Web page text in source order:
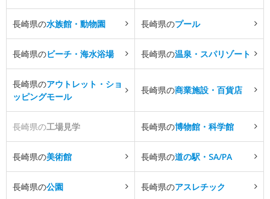
長崎県の水族館・動物園 長崎県のプール
長崎県のビーチ・海水浴場 長崎県の温泉・スパリゾート
長崎県のアウトレット・ショ
ッピングモール
長崎県の商業施設・百貨店
長崎県の工場見学 長崎県の博物館・科学館
長崎県の美術館 長崎県の道の駅・SA/PA
長崎県の公園 長崎県のアスレチック